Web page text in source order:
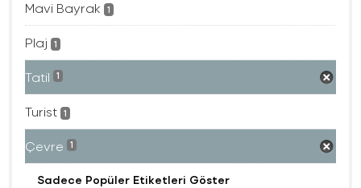
Mavi Bayrak 1
Plaj 1
Tatil 1
Turist 1
Çevre 1
Sadece Popüler Etiketleri Göster